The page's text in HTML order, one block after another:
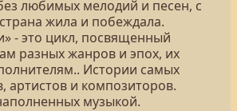
любимых мелодий и песен, с
жила и побеждала.
- это цикл, посвященный
разных жанров и эпох, их
Истории самых
и композиторов.
музыкой.